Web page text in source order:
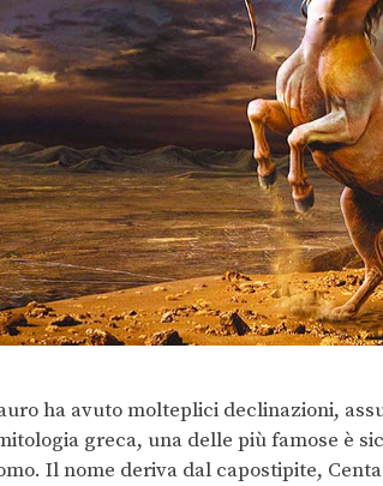
ha avuto molteplici declinazioni,
greca, una delle più famose è
Il nome deriva dal capostipite,